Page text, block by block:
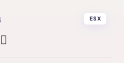
ESX